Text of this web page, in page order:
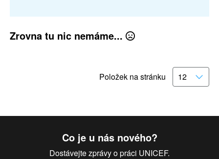
Zrovna tu nic nemáme...
Položek na stránku
Co je u nás nového?
Dostávejte zprávy o práci UNICEF.